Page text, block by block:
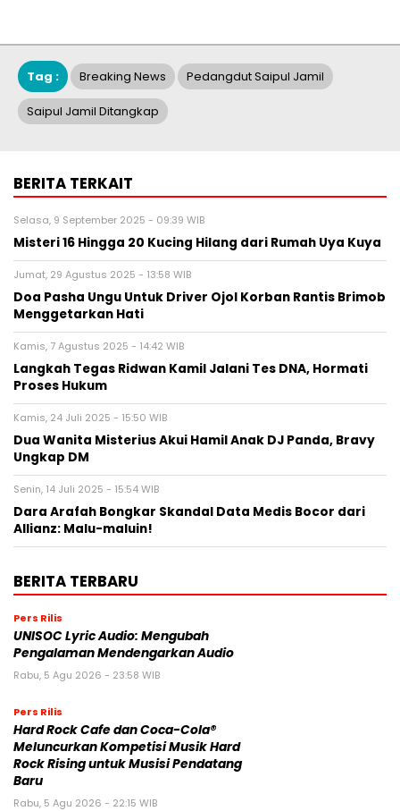
Tag : Breaking News Pedangdut Saipul Jamil
Saipul Jamil Ditangkap
BERITA TERKAIT
Selasa, 9 September 2025 - 09:39 WIB
Misteri 16 Hingga 20 Kucing Hilang dari Rumah Uya Kuya
Jumat, 29 Agustus 2025 - 13:58 WIB
Doa Pasha Ungu Untuk Driver Ojol Korban Rantis Brimob
Menggetarkan Hati
Kamis, 7 Agustus 2025 - 14:42 WIB
Langkah Tegas Ridwan Kamil Jalani Tes DNA, Hormati
Proses Hukum
Kamis, 24 Juli 2025 - 15:50 WIB
Dua Wanita Misterius Akui Hamil Anak DJ Panda, Bravy
Ungkap DM
Senin, 14 Juli 2025 - 15:54 WIB
Dara Arafah Bongkar Skandal Data Medis Bocor dari
Allianz: Malu-maluin!
BERITA TERBARU
Pers Rilis
UNISOC Lyric Audio: Mengubah
Pengalaman Mendengarkan Audio
Rabu, 5 Agu 2026 - 23:58 WIB
Pers Rilis
Hard Rock Cafe dan Coca-Cola®
Meluncurkan Kompetisi Musik Hard
Rock Rising untuk Musisi Pendatang
Baru
Rabu, 5 Agu 2026 - 22:15 WIB